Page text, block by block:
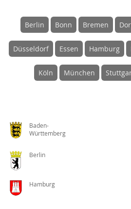
Berlin Bonn Bremen
Düsseldorf Essen Hamburg
Köln München
Baden-
Württemberg
Berlin
Hamburg